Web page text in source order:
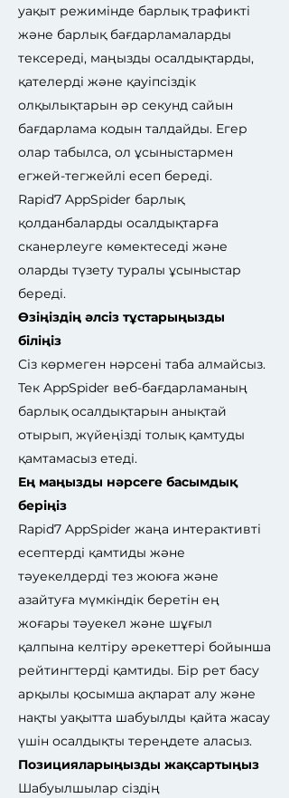
уақыт режимінде барлық трафикті
және барлық бағдарламаларды
тексереді, маңызды осалдықтарды,
қателерді және қауіпсіздік
олқылықтарын әр секунд сайын
бағдарлама кодын талдайды. Егер
олар табылса, ол ұсыныстармен
егжей-тегжейлі есеп береді.
Rapid7 AppSpider барлық
қолданбаларды осалдықтарға
сканерлеуге көмектеседі және
оларды түзету туралы ұсыныстар
береді.
Өзіңіздің әлсіз тұстарыңызды
біліңіз
Сіз көрмеген нәрсені таба алмайсыз.
Тек AppSpider веб-бағдарламаның
барлық осалдықтарын анықтай
отырып, жүйеңізді толық қамтуды
қамтамасыз етеді.
Ең маңызды нәрсеге басымдық
беріңіз
Rapid7 AppSpider жаңа интерактивті
есептерді қамтиды және
тәуекелдерді тез жоюға және
азайтуға мүмкіндік беретін ең
жоғары тәуекел және шұғыл
қалпына келтіру әрекеттері бойынша
рейтингтерді қамтиды. Бір рет басу
арқылы қосымша ақпарат алу және
нақты уақытта шабуылды қайта жасау
үшін осалдықты тереңдете аласыз.
Позицияларыңызды жақсартыңыз
Шабуылшылар сіздің